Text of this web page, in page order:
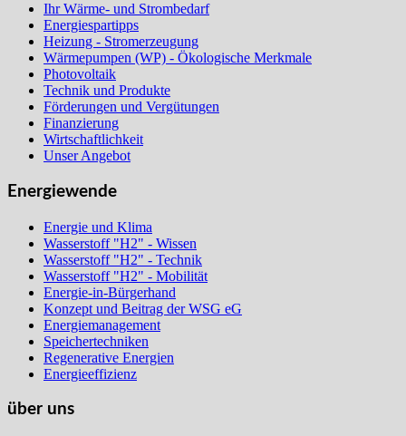
Ihr Wärme- und Strombedarf
Energiespartipps
Heizung - Stromerzeugung
Wärmepumpen (WP) - Ökologische Merkmale
Photovoltaik
Technik und Produkte
Förderungen und Vergütungen
Finanzierung
Wirtschaftlichkeit
Unser Angebot
Energiewende
Energie und Klima
Wasserstoff "H2" - Wissen
Wasserstoff "H2" - Technik
Wasserstoff "H2" - Mobilität
Energie-in-Bürgerhand
Konzept und Beitrag der WSG eG
Energiemanagement
Speichertechniken
Regenerative Energien
Energieeffizienz
über uns